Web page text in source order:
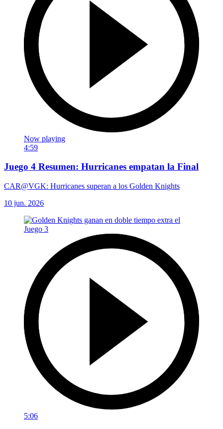
Now playing
4:59
Juego 4 Resumen: Hurricanes empatan la Final
CAR@VGK: Hurricanes superan a los Golden Knights
10 jun. 2026
5:06